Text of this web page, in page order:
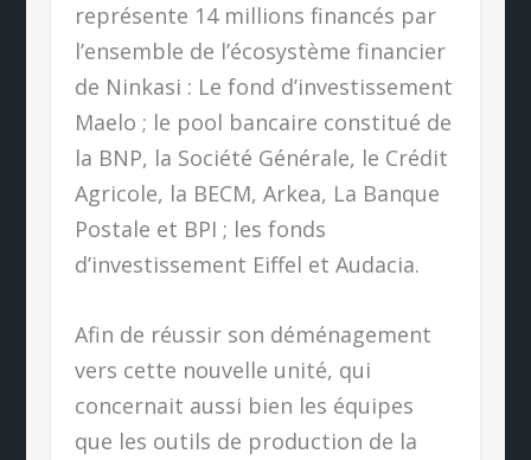
représente 14 millions financés par
l’ensemble de l’écosystème financier
de Ninkasi : Le fond d’investissement
Maelo ; le pool bancaire constitué de
la BNP, la Société Générale, le Crédit
Agricole, la BECM, Arkea, La Banque
Postale et BPI ; les fonds
d’investissement Eiffel et Audacia.
Afin de réussir son déménagement
vers cette nouvelle unité, qui
concernait aussi bien les équipes
que les outils de production de la